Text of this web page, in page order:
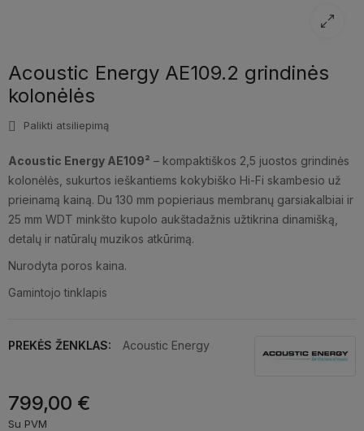
Acoustic Energy AE109.2 grindinės
kolonėlės
Palikti atsiliepimą
Acoustic Energy AE109² – kompaktiškos 2,5 juostos grindinės
kolonėlės, sukurtos ieškantiems kokybiško Hi-Fi skambesio už
prieinamą kainą. Du 130 mm popieriaus membranų garsiakalbiai ir
25 mm WDT minkšto kupolo aukštadažnis užtikrina dinamišką,
detalų ir natūralų muzikos atkūrimą.
Nurodyta poros kaina.
Gamintojo tinklapis
PREKĖS ŽENKLAS: Acoustic Energy
799,00 €
Su PVM